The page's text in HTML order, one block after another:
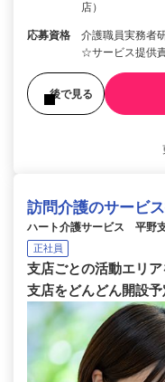
店）
応募資格
介護職員実務者
☆サービス提供
後で見る
訪問介護のサービ
ハート介護サービス 平野
正社員
支店ごとの活動エリ
支店をどんどん開設予